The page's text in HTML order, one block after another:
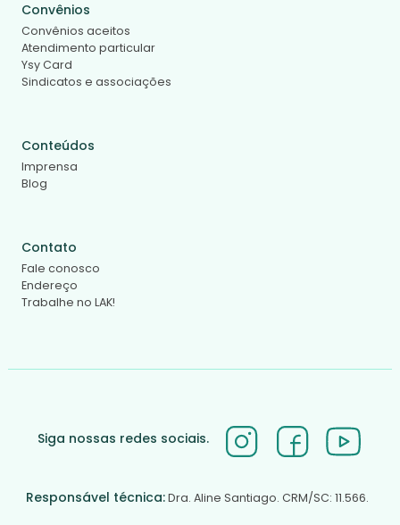
Convênios
Convênios aceitos
Atendimento particular
Ysy Card
Sindicatos e associações
Conteúdos
Imprensa
Blog
Contato
Fale conosco
Endereço
Trabalhe no LAK!
Siga nossas redes sociais.
Responsável técnica:Dra. Aline Santiago. CRM/SC: 11.566.